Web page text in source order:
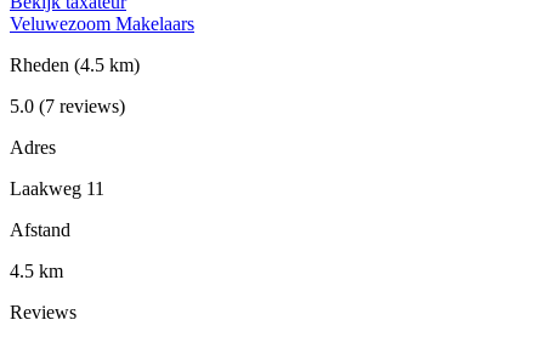
Veluwezoom Makelaars
Rheden (4.5 km)
5.0 (7 reviews)
Adres
Laakweg 11
Afstand
4.5 km
Reviews